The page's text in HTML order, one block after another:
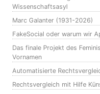
Wissenschaftsasyl
Marc Galanter (1931-2026)
FakeSocial oder warum wir
Das finale Projekt des
Vornamen
Automatisierte
Rechtsvergleich mit Hilfe